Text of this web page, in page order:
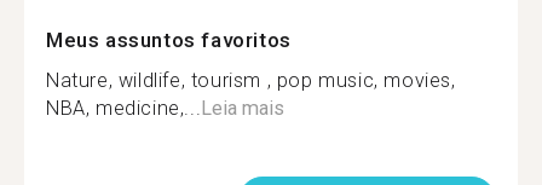
Meus assuntos favoritos
Nature, wildlife, tourism , pop music, movies,
NBA, medicine,... Leia mais